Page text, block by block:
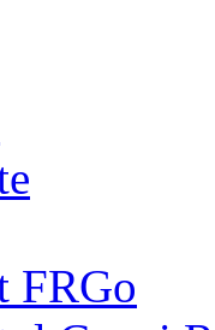
FRGo